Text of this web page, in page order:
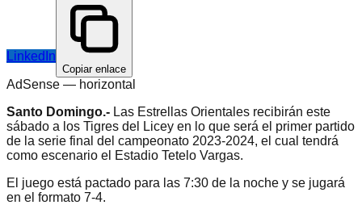
LinkedIn
Copiar enlace
AdSense — horizontal
Santo Domingo.- Las Estrellas Orientales recibirán este
sábado a los Tigres del Licey en lo que será el primer partido
de la serie final del campeonato 2023-2024, el cual tendrá
como escenario el Estadio Tetelo Vargas.
El juego está pactado para las 7:30 de la noche y se jugará
en el formato 7-4.